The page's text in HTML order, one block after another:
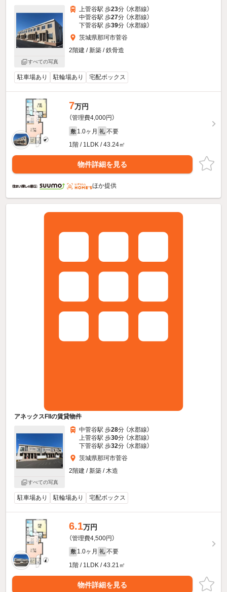
すべての写真
上菅谷駅 歩23分 （水郡線）
中菅谷駅 歩27分 （水郡線）
下菅谷駅 歩39分 （水郡線）
茨城県那珂市菅谷
2階建 / 新築 / 鉄骨造
駐車場あり 駐輪場あり 宅配ボックス
7万円
（管理費4,000円）
敷 1.0ヶ月 礼 不要
1階 / 1LDK / 43.24㎡
物件詳細を見る
ほか提供
アネックスFIIの賃貸物件
すべての写真
中菅谷駅 歩28分 （水郡線）
上菅谷駅 歩30分 （水郡線）
下菅谷駅 歩32分 （水郡線）
茨城県那珂市菅谷
2階建 / 新築 / 木造
駐車場あり 駐輪場あり 宅配ボックス
6.1万円
（管理費4,500円）
敷 1.0ヶ月 礼 不要
1階 / 1LDK / 43.21㎡
物件詳細を見る